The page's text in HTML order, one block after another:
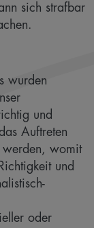
sich strafbar
wurden
und
Auftreten
werden, womit
und
oder